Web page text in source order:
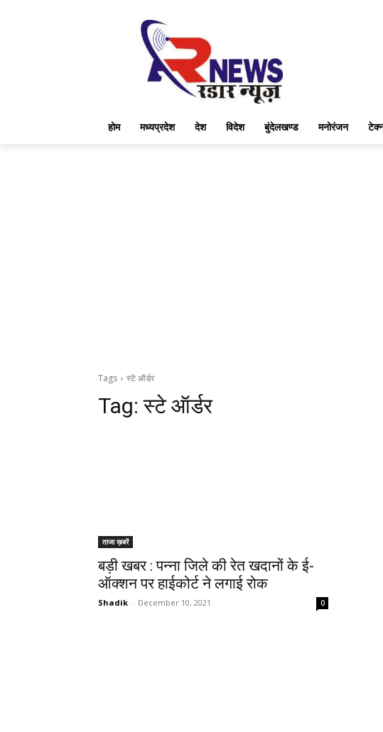
होम मध्यप्रदेश देश विदेश बुंदेलखण्ड मनोरंजन
Tags स्टे ऑर्डर
Tag:स्टे ऑर्डर
ताजा ख़बरें
बड़ी खबर : पन्ना जिले की रेत खदानों के ई-
ऑक्शन पर हाईकोर्ट ने लगाई रोक
Shadik - December 10, 2021 0